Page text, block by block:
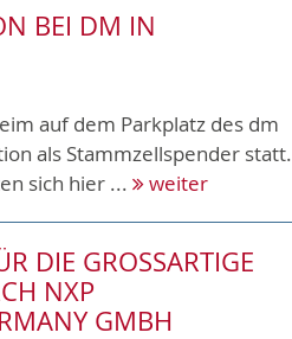
BEI DM IN
auf dem Parkplatz des dm
als Stammzellspender statt.
sich hier ...
weiter
DIE GROSSARTIGE U
NXP S
GMBH